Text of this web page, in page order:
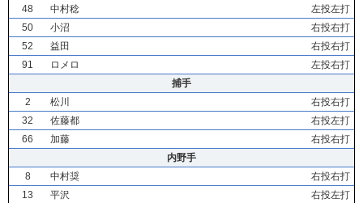
48
中村稔
左投左打
50
小沼
右投右打
52
益田
右投右打
91
ロメロ
左投右打
捕手
2
松川
右投右打
32
佐藤都
右投左打
66
加藤
右投右打
内野手
8
中村奨
右投右打
13
平沢
右投左打